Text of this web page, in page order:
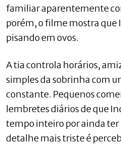
familiar aparentemente
porém, o filme mostra que
pisando em ovos.
A tia controla horários,
simples da sobrinha com
constante. Pequenos
lembretes diários de que
tempo inteiro por ainda
detalhe mais triste é